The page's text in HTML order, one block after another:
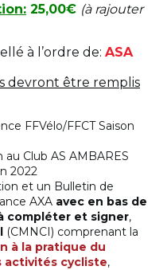
25,00€ (à rajouter
à l’ordre de: ASA
devront être remplis
FFCT Saison
Club AS AMBARES
2022
et un Bulletin de
AXA avec en bas de
compléter et signer,
(CMNCI) comprenant la
à la pratique du
activités cycliste,